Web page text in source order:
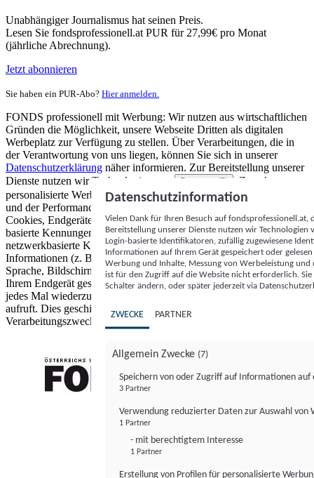
Unabhängiger Journalismus hat seinen Preis.
Lesen Sie fondsprofessionell.at PUR für 27,99€ pro Monat
(jährliche Abrechnung).
Jetzt abonnieren
Sie haben ein PUR-Abo? Hier anmelden.
FONDS professionell mit Werbung: Wir nutzen aus wirtschaftlichen
Gründen die Möglichkeit, unsere Webseite Dritten als digitalen
Werbeplatz zur Verfügung zu stellen. Über Verarbeitungen, die in
der Verantwortung von uns liegen, können Sie sich in unserer
Datenschutzerklärung näher informieren. Zur Bereitstellung unserer
Dienste nutzen wir Technologien von
Partnern (5)
. Zwecke:
personalisierte Werbung und Inhalte, Messung von Werbeleistung
und der Performance von Inhalten sowie Zielgruppenforschung.
Cookies, Endgeräte- oder ähnliche Online-Kennungen (z. B. login-
basierte Kennungen, zufällig generierte Kennungen,
netzwerkbasierte Kennungen) können zusammen mit anderen
Informationen (z. B. Browsertyp und Browserinformationen,
Sprache, Bildschirmgröße, unterstützte Technologien usw.) auf
Ihrem Endgerät gespeichert oder von dort ausgelesen werden, um es
jedes Mal wiederzuerkennen, wenn es eine App oder einer Webseite
aufruft. Dies geschieht für einen oder mehrere der hier aufgeführten
Verarbeitungszwecke.
Datenschutzinformation
Vielen Dank für Ihren Besuch auf
Bereitstellung unserer Dienste nutzen wir Technologien
Login-basierte Identifikatoren, zufällig zugewiesene
Informationen auf Ihrem Gerät gespeichert oder
Werbung und Inhalte, Messung von Werbeleistung
ist für den Zugriff auf die Website nicht erforderlich.
Schalter ändern, oder später jederzeit via
ZWECKE PARTNER
Allgemein Zwecke (7)
Speichern von oder Zugriff auf Informationen auf
3 Partner
Verwendung reduzierter Daten zur Auswahl von
1 Partner
- mit berechtigtem Interesse
1 Partner
Erstellung von Profilen für personalisierte
FONDS professionell